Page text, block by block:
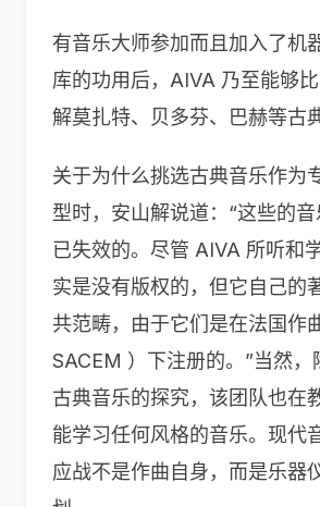
有音乐大师参加而且加入了机
库的功用后，AIVA 乃至能够
解莫扎特、贝多芬、巴赫等古
关于为什么挑选古典音乐作为
型时，安山解说道：“这些的
已失效的。尽管 AIVA 所听和
实是没有版权的，但它自己的
共范畴，由于它们是在法国作
SACEM ）下注册的。”当然，
古典音乐的探究，该团队也在
能学习任何风格的音乐。现代
应战不是作曲自身，而是乐器